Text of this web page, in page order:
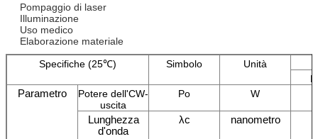
Pompaggio di laser
Illuminazione
Uso medico
Elaborazione materiale
Specifiche (25℃)
Simbolo
Unità
Parametro
Potere dell'CW-
uscita
Po W
Lunghezza
d'onda
λc nanometro